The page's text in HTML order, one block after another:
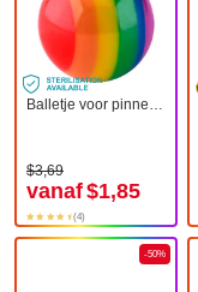
Balletje voor pinnen met schroefdraad (acryl) met regenboogkleuren
$3,69
vanaf$1,85
(4)
-50%